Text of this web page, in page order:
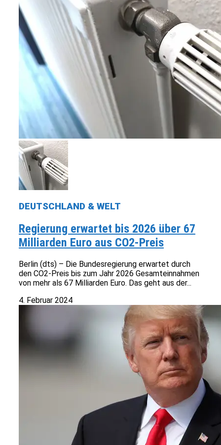
DEUTSCHLAND & WELT
Regierung erwartet bis 2026 über 67
Milliarden Euro aus CO2-Preis
Berlin (dts) – Die Bundesregierung erwartet durch
den CO2-Preis bis zum Jahr 2026 Gesamteinnahmen
von mehr als 67 Milliarden Euro. Das geht aus der...
4. Februar 2024